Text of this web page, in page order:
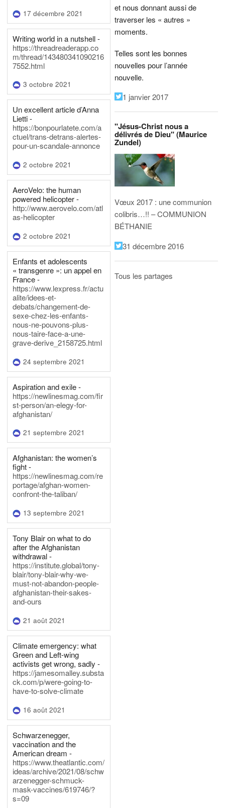
17 décembre 2021
Writing world in a nutshell -
https://threadreaderapp.co
m/thread/143480341090216
7552.html
3 octobre 2021
Un excellent article d’Anna
Lietti -
https://bonpourlatete.com/a
ctuel/trans-detrans-alertes-
pour-un-scandale-annonce
2 octobre 2021
AeroVelo: the human
powered helicopter -
http://www.aerovelo.com/atl
as-helicopter
2 octobre 2021
Enfants et adolescents
« transgenre »: un appel en
France -
https://www.lexpress.fr/actu
alite/idees-et-
debats/changement-de-
sexe-chez-les-enfants-
nous-ne-pouvons-plus-
nous-taire-face-a-une-
grave-derive_2158725.html
24 septembre 2021
Aspiration and exile -
https://newlinesmag.com/fir
st-person/an-elegy-for-
afghanistan/
21 septembre 2021
Afghanistan: the women’s
fight -
https://newlinesmag.com/re
portage/afghan-women-
confront-the-taliban/
13 septembre 2021
Tony Blair on what to do
after the Afghanistan
withdrawal -
https://institute.global/tony-
blair/tony-blair-why-we-
must-not-abandon-people-
afghanistan-their-sakes-
and-ours
21 août 2021
Climate emergency: what
Green and Left-wing
activists get wrong, sadly -
https://jamesomalley.substa
ck.com/p/were-going-to-
have-to-solve-climate
16 août 2021
Schwarzenegger,
vaccination and the
American dream -
https://www.theatlantic.com/
ideas/archive/2021/08/schw
arzenegger-schmuck-
mask-vaccines/619746/?
s=09
et nous donnant aussi de
traverser les « autres »
moments.
Telles sont les bonnes
nouvelles pour l’année
nouvelle.
1 janvier 2017
"Jésus-Christ nous a
délivrés de Dieu" (Maurice
Zundel)
Vœux 2017 : une communion
colibris…!! – COMMUNION
BÉTHANIE
31 décembre 2016
Tous les partages